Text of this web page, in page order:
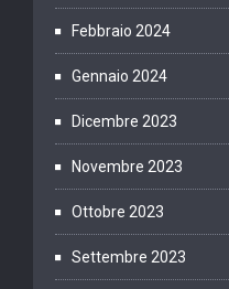
Febbraio 2024
Gennaio 2024
Dicembre 2023
Novembre 2023
Ottobre 2023
Settembre 2023